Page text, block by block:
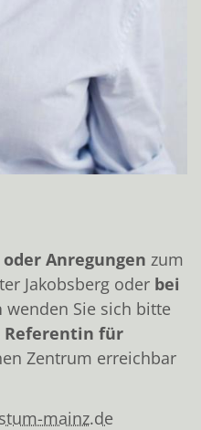
Anregungen zum
Jakobsberg oder bei
wenden Sie sich bitte
Referentin für
Zentrum erreichbar
mainz.de